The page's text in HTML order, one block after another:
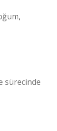
sürecinde